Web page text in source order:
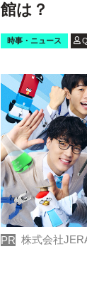
館は？
時事・ニュース
PR 株式会社